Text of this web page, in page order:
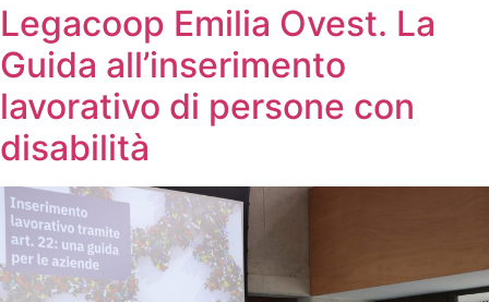
Legacoop Emilia Ovest. La
Guida all’inserimento
lavorativo di persone con
disabilità